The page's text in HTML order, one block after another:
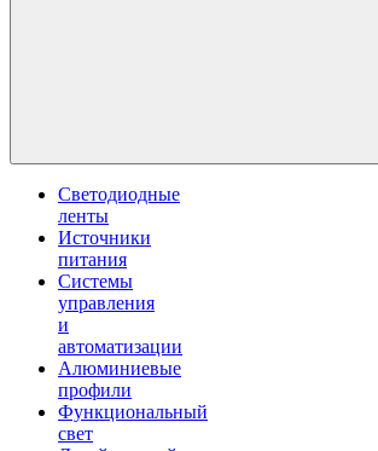
Светодиодные
ленты
Источники
питания
Системы
управления
и
автоматизации
Алюминиевые
профили
Функциональный
свет